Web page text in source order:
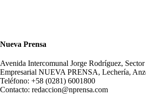
Nueva Prensa
Avenida Intercomunal Jorge Rodríguez,
Empresarial NUEVA PRENSA, Lechería,
Teléfono: +58 (0281) 6001800
Contacto: redaccion@nprensa.com